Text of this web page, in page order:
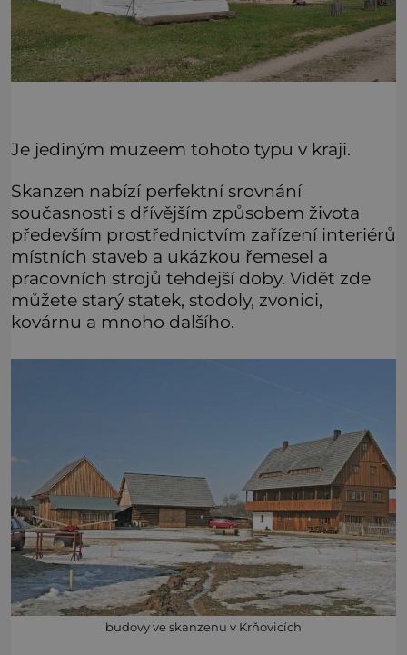
Je jediným muzeem tohoto typu v kraji.
Skanzen nabízí perfektní srovnání
současnosti s dřívějším způsobem života
především prostřednictvím zařízení interiérů
místních staveb a ukázkou řemesel a
pracovních strojů tehdejší doby. Vidět zde
můžete starý statek, stodoly, zvonici,
kovárnu a mnoho dalšího.
budovy ve skanzenu v Krňovicích